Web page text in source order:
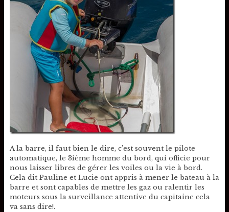
A la barre, il faut bien le dire, c’est souvent le pilote
automatique, le 3ième homme du bord, qui officie pour
nous laisser libres de gérer les voiles ou la vie à bord.
Cela dit Pauline et Lucie ont appris à mener le bateau à la
barre et sont capables de mettre les gaz ou ralentir les
moteurs sous la surveillance attentive du capitaine cela
va sans dire!.